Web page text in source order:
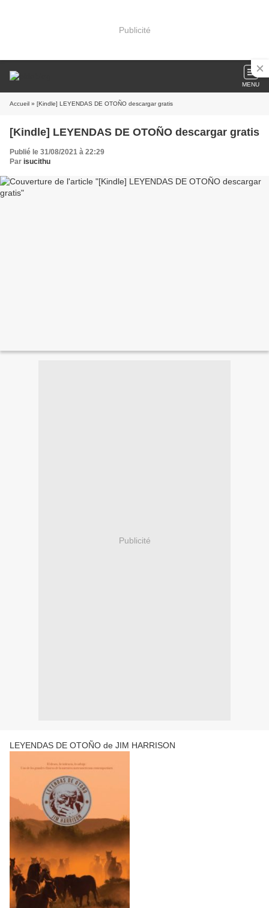
Publicité
MENU
Accueil » [Kindle] LEYENDAS DE OTOÑO descargar gratis
[Kindle] LEYENDAS DE OTOÑO descargar gratis
Publié le 31/08/2021 à 22:29
Par isucithu
Publicité
LEYENDAS DE OTOÑO de JIM HARRISON